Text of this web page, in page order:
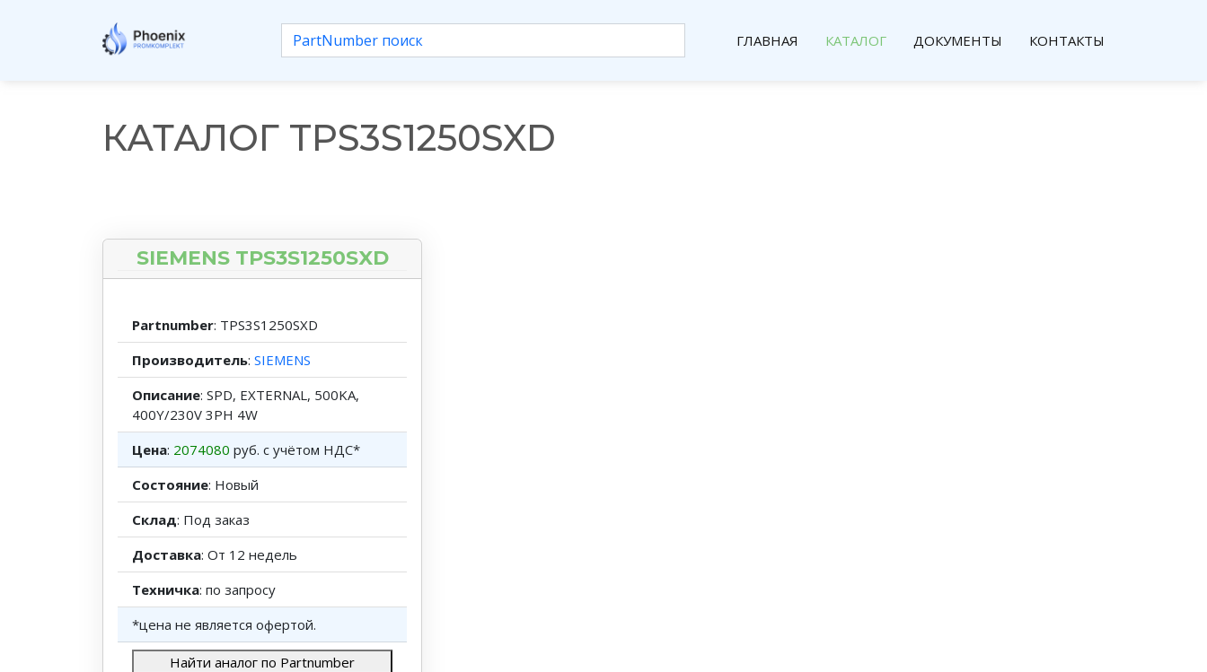
ГЛАВНАЯ КАТАЛОГ ДОКУМЕНТЫ КОНТАКТЫ
КАТАЛОГ TPS3S1250SXD
SIEMENS TPS3S1250SXD
Partnumber: TPS3S1250SXD
Производитель: SIEMENS
Описание: SPD, EXTERNAL, 500KA,
400Y/230V 3PH 4W
Цена: 2074080 руб. с учётом НДС*
Состояние: Новый
Склад: Под заказ
Доставка: От 12 недель
Техничка: по запросу
*цена не является офертой.
Найти аналог по Partnumber